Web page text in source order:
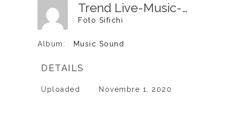
Trend Live-Music-54
Foto Sifichi
Album: Music Sound
DETAILS
Uploaded Novembre 1, 2020